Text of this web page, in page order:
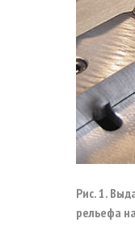
Рис. 1.
рельефа